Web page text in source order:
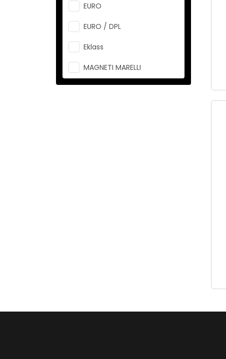
EURO
EURO / DPL
Eklass
MAGNETI MARELLI